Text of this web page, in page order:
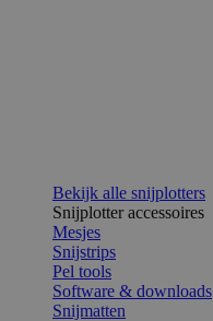
Bekijk alle snijplotters
Snijplotter accessoires
Mesjes
Snijstrips
Pel tools
Software & downloads
Snijmatten